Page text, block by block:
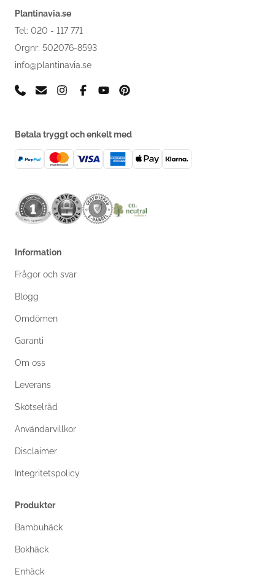
Plantinavia.se
Tel: 020 - 117 771
Orgnr: 502076-8593
info@plantinavia.se
Betala tryggt och enkelt med
Information
Frågor och svar
Blogg
Omdömen
Garanti
Om oss
Leverans
Skötselråd
Användarvillkor
Disclaimer
Integritetspolicy
Produkter
Bambuhäck
Bokhäck
Enhäck